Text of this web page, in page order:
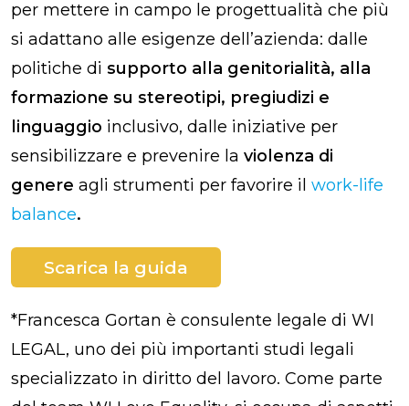
per mettere in campo le progettualità che più
si adattano alle esigenze dell’azienda: dalle
politiche di supporto alla genitorialità, alla
formazione su stereotipi, pregiudizi e
linguaggio inclusivo, dalle iniziative per
sensibilizzare e prevenire la violenza di
genere agli strumenti per favorire il work-life
balance.
Scarica la guida
*Francesca Gortan è consulente legale di WI
LEGAL, uno dei più importanti studi legali
specializzato in diritto del lavoro. Come parte